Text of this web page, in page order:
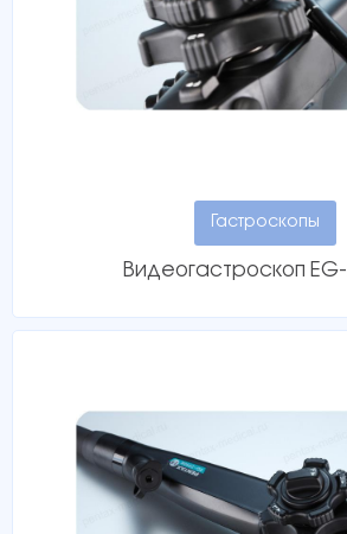
Гастроскопы
Видеогастроскоп